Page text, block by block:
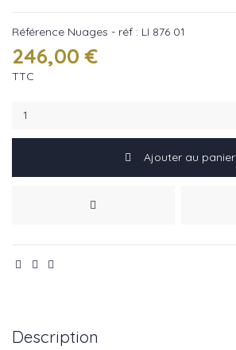
Référence Nuages - réf : LI 876 01
246,00 €
TTC
Ajouter au panier
Description